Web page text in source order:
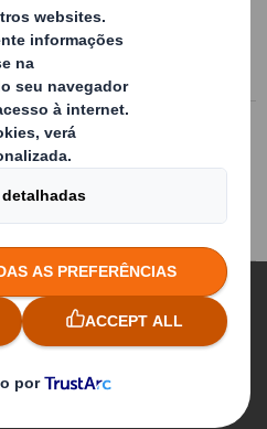
para um Mundo em
a